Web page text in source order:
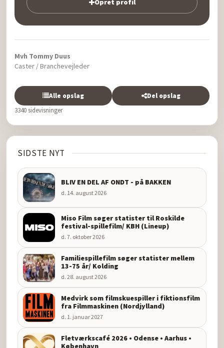
Opret profil
Mvh Tommy Duus
Caster / Branchevejleder
Alle opslag
Del opslag
3340 sidevisninger
SIDSTE NYT
BLIV EN DEL AF ONDT - på BAKKEN
d. 14. august 2026
Miso Film søger statister til Roskilde
festival-spillefilm/ KBH (Lineup)
d. 7. oktober 2026
Familiespillefilm søger statister mellem
13-75 år/ Kolding
d. 28. august 2026
Medvirk som filmskuespiller i fiktionsfilm
fra Filmmaskinen (Nordjylland)
d. 1. januar 2027
Fletværkscafé 2026 • Odense • Aarhus •
København